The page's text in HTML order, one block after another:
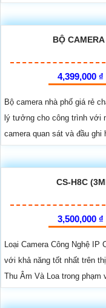
BỘ
4,399,000 ₫
Bộ camera nhà phố giá rẻ
lý tưởng cho công trình với
camera quan sát và đầu ghi
CS-H8C
3,500,000 ₫
Loại Camera Công Nghệ IP
với khả năng tốt nhất trên
Thu Âm Và Loa trong phạm